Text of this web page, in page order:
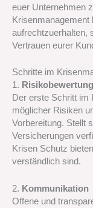
euer Unternehmen
Krisenmanagement
aufrechtzuerhalten,
Vertrauen eurer
Schritte im
1.
Der erste Schritt im
möglicher Risiken
Vorbereitung. Stellt
Versicherungen
Krisen Schutz
verständlich sind.
2. Kommunikation
Offene und